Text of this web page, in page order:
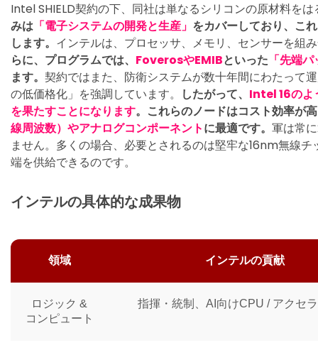
Intel SHIELD契約の下、同社は単なるシリコンの原材料を
みは 「電子システムの開発と生産」 をカバーしており、こ
します。 インテルは、プロセッサ、メモリ、センサーを組
らに、プログラムでは、 FoverosやEMIBといった 「先端
ます。 契約ではまた、防衛システムが数十年間にわたって
の低価格化」を強調しています。
したがって、 Intel 16のよ
を果たすことになります。これらのノードはコスト効率が
線周波数）やアナログコンポーネントに最適です。 軍は常
ません。多くの場合、必要とされるのは堅牢な16nm無線
端を供給できるのです。
インテルの具体的な成果物
領域 インテルの貢献
ロジック &
コンピュート
指揮・統制、AI向けCPU / アクセ